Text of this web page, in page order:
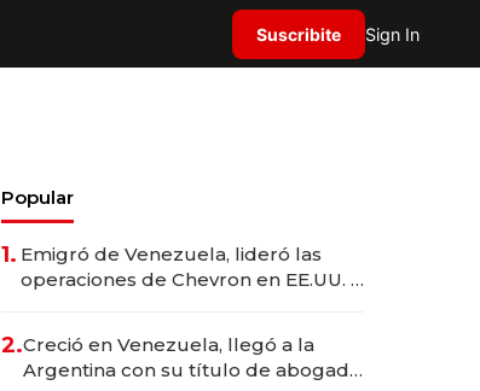
Suscribite Sign In
Popular
1. Emigró de Venezuela, lideró las
operaciones de Chevron en EE.UU. y
2.Creció en Venezuela, llegó a la
Argentina con su título de abogado